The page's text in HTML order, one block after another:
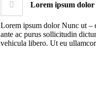
Lorem ipsum dolor
Lorem ipsum dolor Nunc ut –
ante ac purus sollicitudin
vehicula libero. Ut eu